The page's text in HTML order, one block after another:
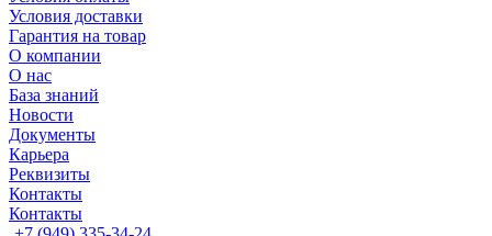
Условия доставки
Гарантия на товар
О компании
О нас
База знаний
Новости
Документы
Карьера
Реквизиты
Контакты
Контакты